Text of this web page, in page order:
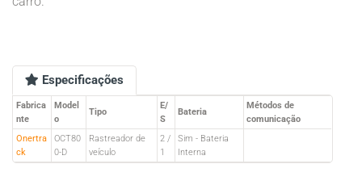
Especificações
Fabrica
nte
Model
o
Tipo
E/
S
Bateria
Métodos de
comunicação
Onertra
ck
OCT80
0-D
Rastreador de
veículo
2 /
1
Sim - Bateria
Interna